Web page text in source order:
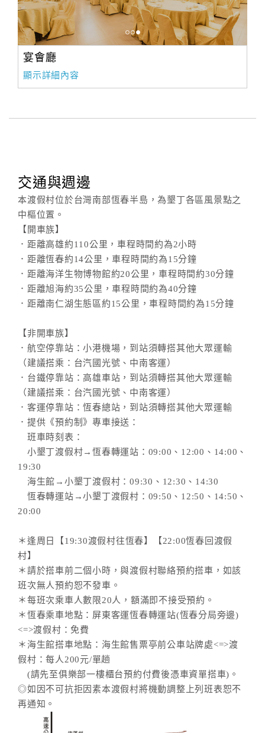
宴會廳
顯示詳細內容
交通與週邊
本渡假村位於台灣南部恆春半島，為墾丁各區風景點之
中樞位置。
【開車族】
．距離高雄約110公里，車程時間約為2小時
．距離恆春約14公里，車程時間約為15分鐘
．距離海洋生物博物館約20公里，車程時間約30分鐘
．距離旭海約35公里，車程時間約為40分鐘
．距離南仁湖生態區約15公里，車程時間約為15分鐘
【非開車族】
．航空停靠站：小港機場，到站須轉搭其他大眾運輸
（建議搭乘：台汽國光號、中南客運）
．台鐵停靠站：高雄車站，到站須轉搭其他大眾運輸
（建議搭乘：台汽國光號、中南客運）
．客運停靠站：恆春總站，到站須轉搭其他大眾運輸
．提供《預約制》專車接送：
班車時刻表：
小墾丁渡假村→恆春轉運站：09:00、12:00、14:00、
19:30
海生館→小墾丁渡假村：09:30、12:30、14:30
恆春轉運站→小墾丁渡假村：09:50、12:50、14:50、
20:00
＊逢周日【19:30渡假村往恆春】【22:00恆春回渡假
村】
＊請於搭車前二個小時，與渡假村聯絡預約搭車，如該
班次無人預約恕不發車。
＊每班次乘車人數限20人，額滿即不接受預約。
＊恆春乘車地點：屏東客運恆春轉運站(恆春分局旁邊)
<=>渡假村：免費
＊海生館搭車地點：海生館售票亭前公車站牌處<=>渡
假村：每人200元/單趟
(請先至俱樂部一樓櫃台預約付費後憑車資單搭車)。
◎如因不可抗拒因素本渡假村將機動調整上列班表恕不
再通知。